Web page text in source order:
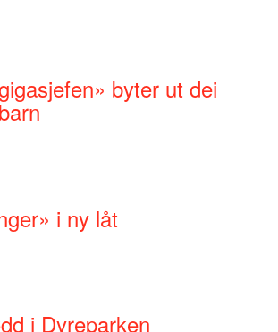
byter ut dei
i ny låt
i Dyreparken